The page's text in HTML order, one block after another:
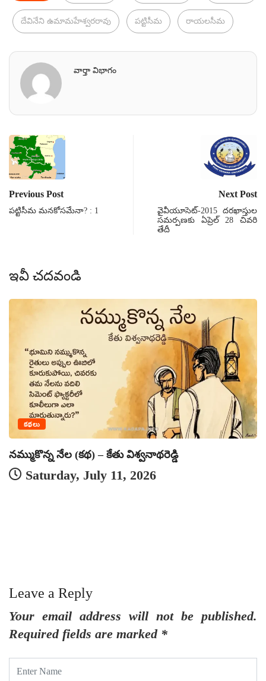
దేవినేని ఉమామహేశ్వరరావు పట్టిసీమ రాయలసీమ
వార్తా విభాగం
Previous Post
పట్టిసీమ మనకోసమేనా? : 1
Next Post
వైవీయూసెట్-2015 దరఖాస్తుల
సమర్పణకు ఏప్రెల్ 28 చివరి
తేదీ
ఇవీ చదవండి
కథలు
నమ్ముకొన్న నేల (కథ) – కేతు విశ్వనాథరెడ్డి
Saturday, July 11, 2026
Leave a Reply
Your email address will not be published.
Required fields are marked *